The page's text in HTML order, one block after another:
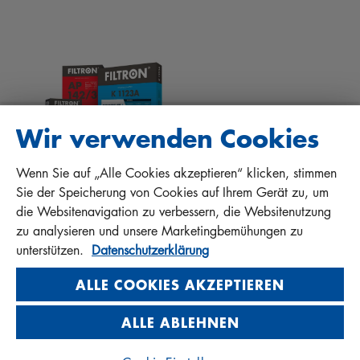
PROTECT+
FAQ
MANN+HUMMEL FT Poland
Sp. z o. o. Sp. k.
ul. Wrocławska 145, 63-800 GOSTYŃ, POLAND
Privacy Statement
Imprint
Wir verwenden Cookies
Wenn Sie auf „Alle Cookies akzeptieren“ klicken, stimmen
Sie der Speicherung von Cookies auf Ihrem Gerät zu, um
die Websitenavigation zu verbessern, die Websitenutzung
zu analysieren und unsere Marketingbemühungen zu
unterstützen. Datenschutzerklärung
ALLE COOKIES AKZEPTIEREN
ALLE ABLEHNEN